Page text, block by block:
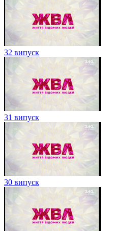
32 випуск
31 випуск
30 випуск